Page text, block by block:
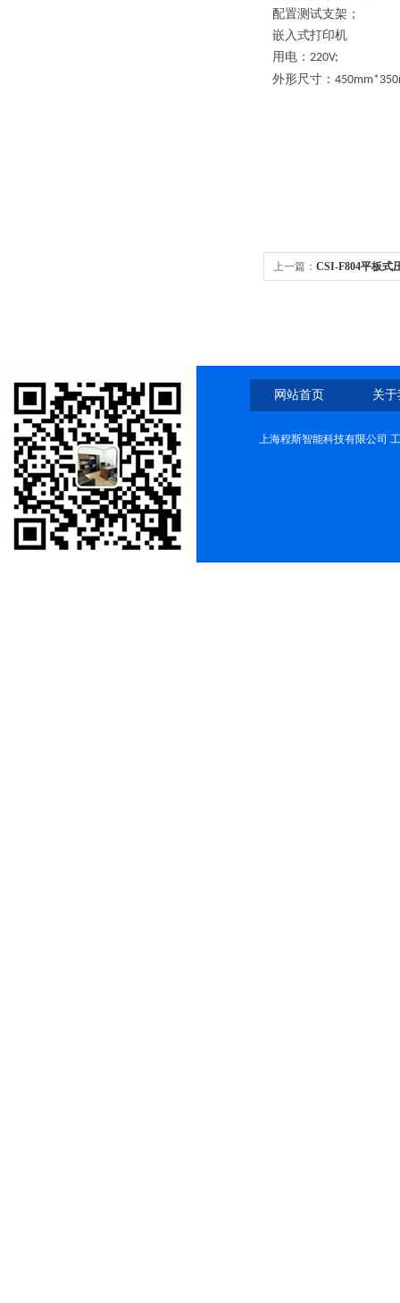
配置测试支架；
嵌入式打印机
用电： 220V;
外形尺寸：
上一篇： CSI-F804平板式
网站首页 关
上海程斯智能科技有限公司